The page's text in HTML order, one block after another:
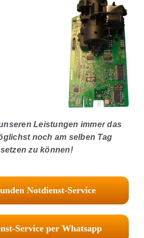
Leistungen immer das
noch am selben Tag
zu können!
Notdienst-Service
Service per Whatsapp